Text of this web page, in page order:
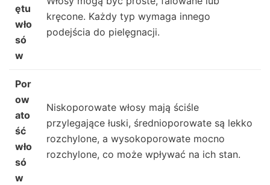
ętu
wło
só
w
kręcone. Każdy typ wymaga innego
podejścia do pielęgnacji.
Por
ow
ato
ść
wło
só
w
Niskoporowate włosy mają ściśle
przylegające łuski, średnioporowate są lekko
rozchylone, a wysokoporowate mocno
rozchylone, co może wpływać na ich stan.